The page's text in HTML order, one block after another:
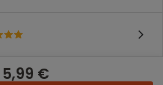
5,99 €